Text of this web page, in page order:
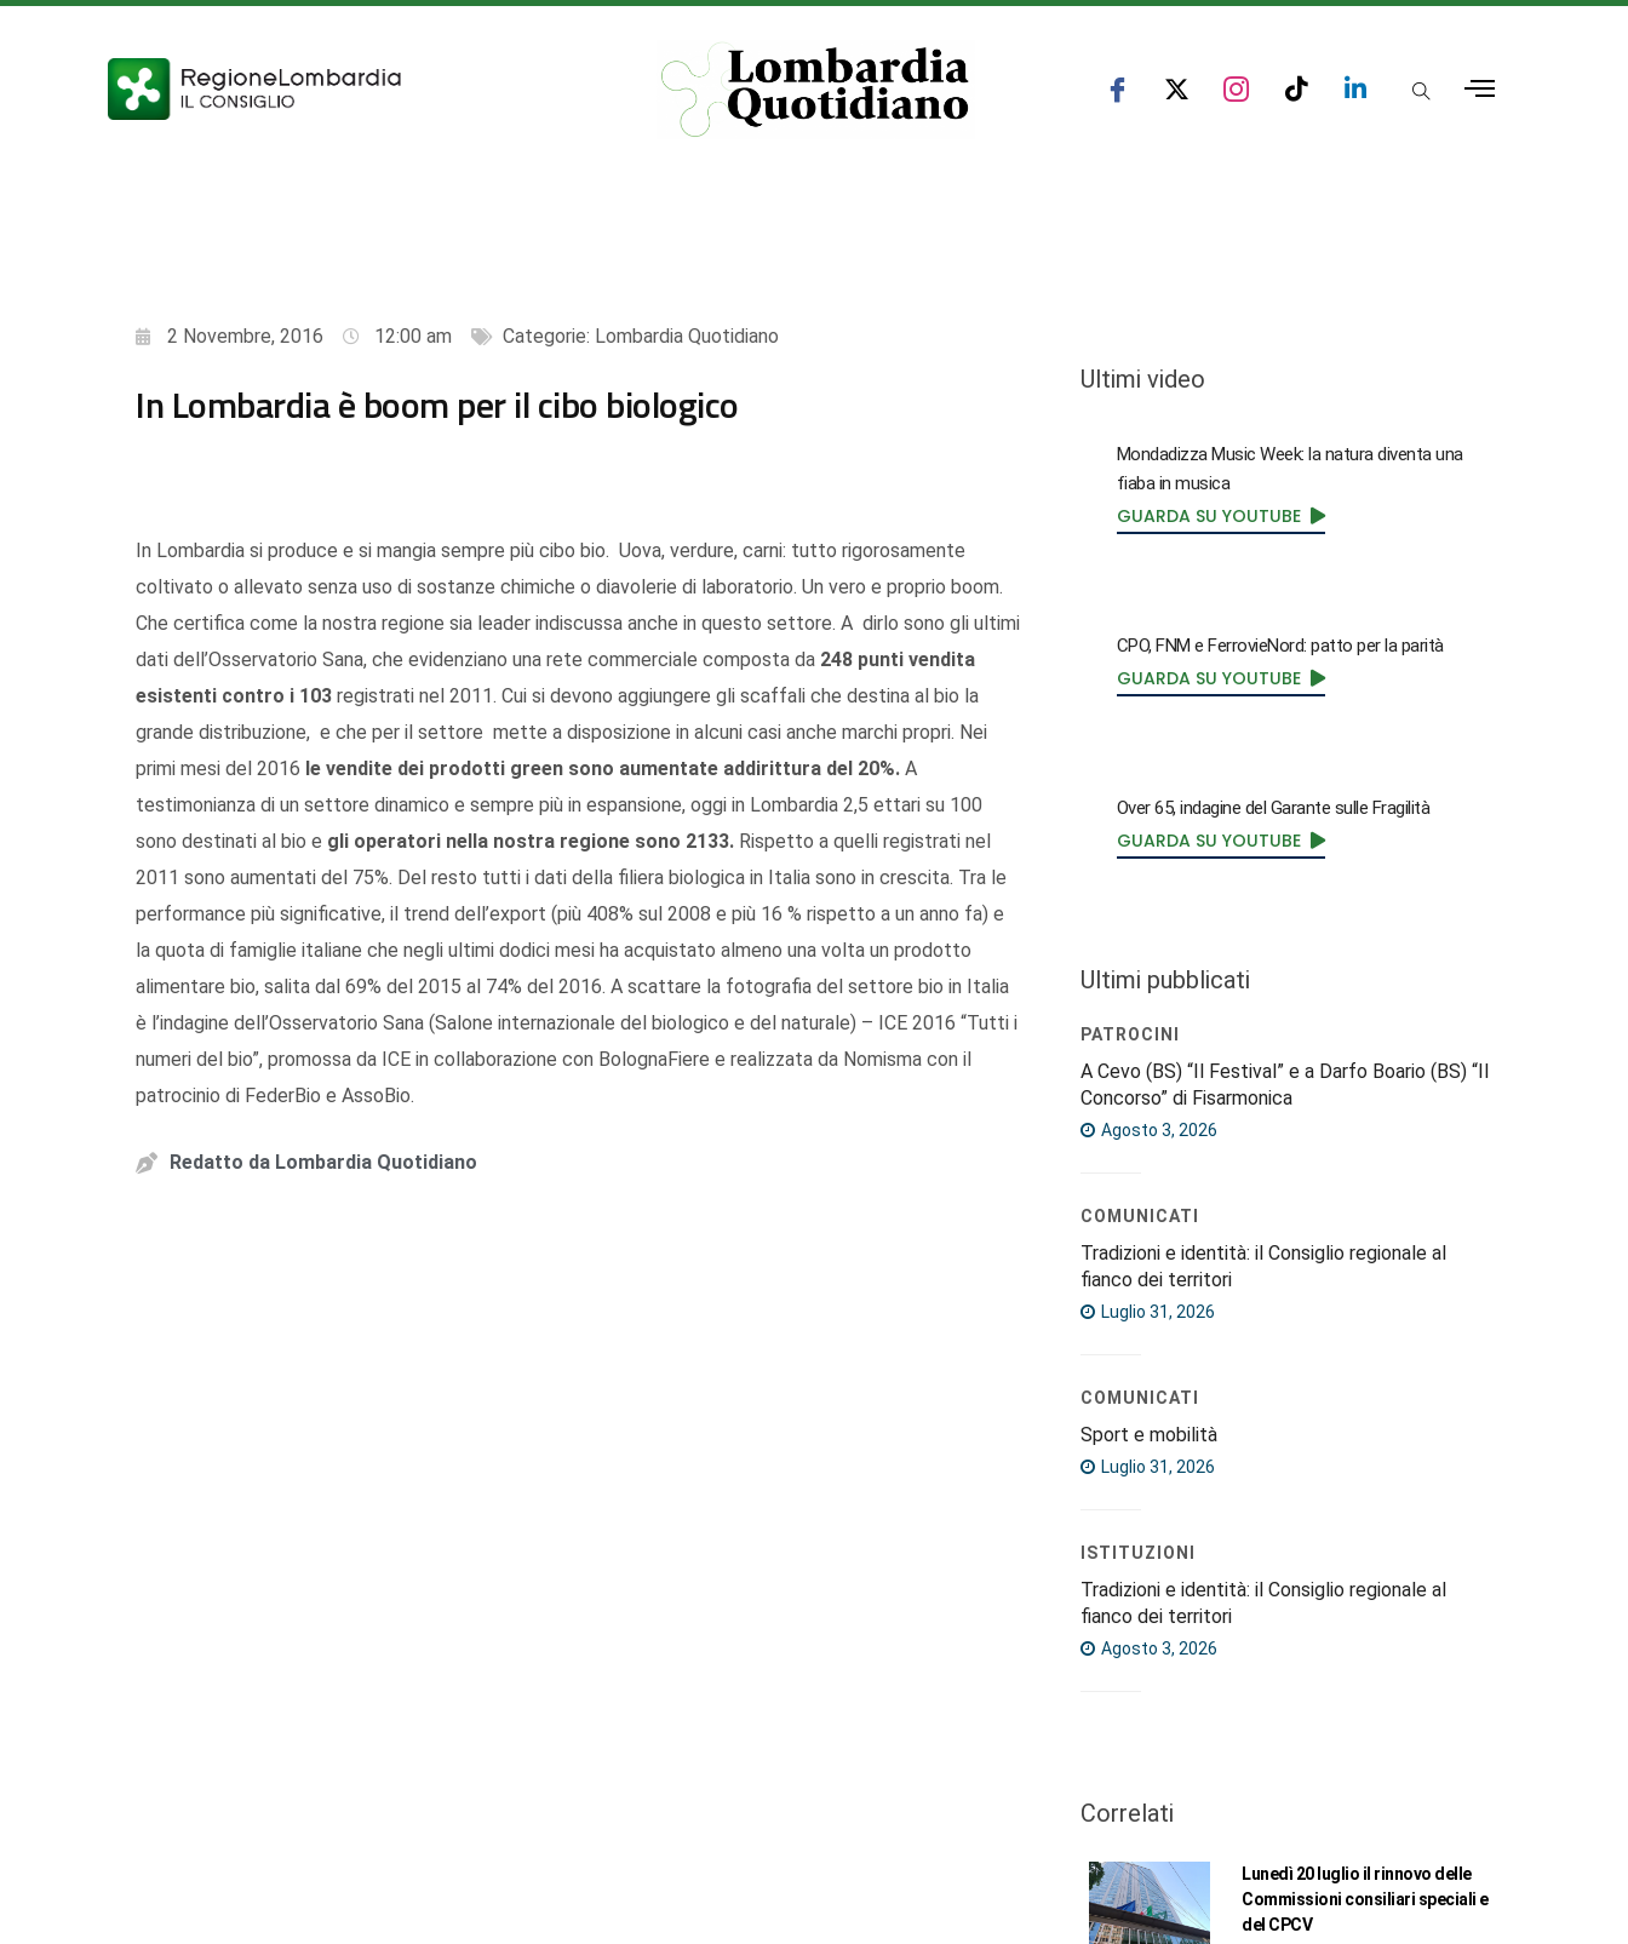
2 Novembre, 2016 12:00 am Categorie: Lombardia Quotidiano
In Lombardia è boom per il cibo biologico
In Lombardia si produce e si mangia sempre più cibo bio. Uova, verdure, carni: tutto rigorosamente
coltivato o allevato senza uso di sostanze chimiche o diavolerie di laboratorio. Un vero e proprio boom.
Che certifica come la nostra regione sia leader indiscussa anche in questo settore. A dirlo sono gli ultimi
dati dell’Osservatorio Sana, che evidenziano una rete commerciale composta da 248 punti vendita
esistenti contro i 103 registrati nel 2011. Cui si devono aggiungere gli scaffali che destina al bio la
grande distribuzione, e che per il settore mette a disposizione in alcuni casi anche marchi propri. Nei
primi mesi del 2016 le vendite dei prodotti green sono aumentate addirittura del 20%. A
testimonianza di un settore dinamico e sempre più in espansione, oggi in Lombardia 2,5 ettari su 100
sono destinati al bio e gli operatori nella nostra regione sono 2133. Rispetto a quelli registrati nel
2011 sono aumentati del 75%. Del resto tutti i dati della filiera biologica in Italia sono in crescita. Tra le
performance più significative, il trend dell’export (più 408% sul 2008 e più 16 % rispetto a un anno fa) e
la quota di famiglie italiane che negli ultimi dodici mesi ha acquistato almeno una volta un prodotto
alimentare bio, salita dal 69% del 2015 al 74% del 2016. A scattare la fotografia del settore bio in Italia
è l’indagine dell’Osservatorio Sana (Salone internazionale del biologico e del naturale) – ICE 2016 “Tutti i
numeri del bio”, promossa da ICE in collaborazione con BolognaFiere e realizzata da Nomisma con il
patrocinio di FederBio e AssoBio.
Redatto da Lombardia Quotidiano
Ultimi video
Mondadizza Music Week: la natura diventa una
fiaba in musica
GUARDA SU YOUTUBE
CPO, FNM e FerrovieNord: patto per la parità
GUARDA SU YOUTUBE
Over 65, indagine del Garante sulle Fragilità
GUARDA SU YOUTUBE
Ultimi pubblicati
PATROCINI
A Cevo (BS) “Il Festival” e a Darfo Boario (BS) “Il
Concorso” di Fisarmonica
Agosto 3, 2026
COMUNICATI
Tradizioni e identità: il Consiglio regionale al
fianco dei territori
Luglio 31, 2026
COMUNICATI
Sport e mobilità
Luglio 31, 2026
ISTITUZIONI
Tradizioni e identità: il Consiglio regionale al
fianco dei territori
Agosto 3, 2026
Correlati
Lunedì 20 luglio il rinnovo delle
Commissioni consiliari speciali e
del CPCV